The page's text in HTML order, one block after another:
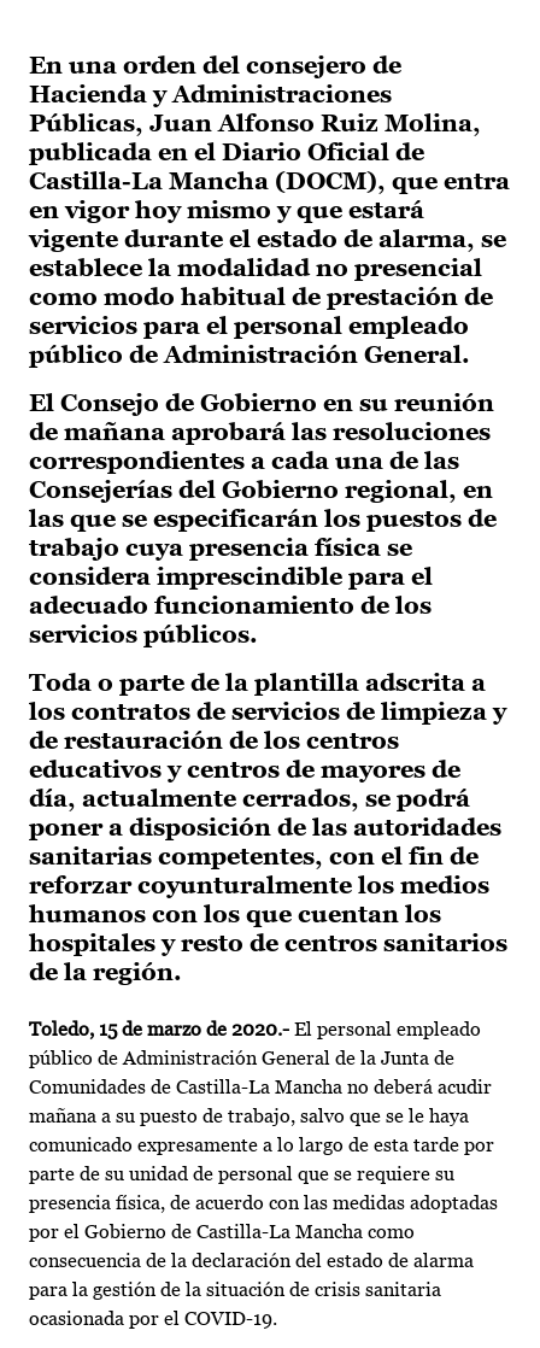
En una orden del consejero de
Hacienda y Administraciones
Públicas, Juan Alfonso Ruiz Molina,
publicada en el Diario Oficial de
Castilla-La Mancha (DOCM), que entra
en vigor hoy mismo y que estará
vigente durante el estado de alarma, se
establece la modalidad no presencial
como modo habitual de prestación de
servicios para el personal empleado
público de Administración General.
El Consejo de Gobierno en su reunión
de mañana aprobará las resoluciones
correspondientes a cada una de las
Consejerías del Gobierno regional, en
las que se especificarán los puestos de
trabajo cuya presencia física se
considera imprescindible para el
adecuado funcionamiento de los
servicios públicos.
Toda o parte de la plantilla adscrita a
los contratos de servicios de limpieza y
de restauración de los centros
educativos y centros de mayores de
día, actualmente cerrados, se podrá
poner a disposición de las autoridades
sanitarias competentes, con el fin de
reforzar coyunturalmente los medios
humanos con los que cuentan los
hospitales y resto de centros sanitarios
de la región.
Toledo, 15 de marzo de 2020.- El personal empleado
público de Administración General de la Junta de
Comunidades de Castilla-La Mancha no deberá acudir
mañana a su puesto de trabajo, salvo que se le haya
comunicado expresamente a lo largo de esta tarde por
parte de su unidad de personal que se requiere su
presencia física, de acuerdo con las medidas adoptadas
por el Gobierno de Castilla-La Mancha como
consecuencia de la declaración del estado de alarma
para la gestión de la situación de crisis sanitaria
ocasionada por el COVID-19.